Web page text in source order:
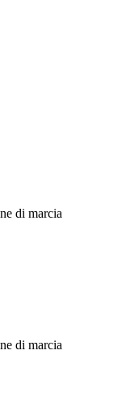
di marcia
di marcia